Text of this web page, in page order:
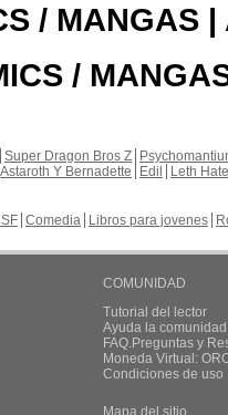
/ MANGAS |
/
Super Dragon Bros Z
Astaroth Y Bernadette Edil
Leth Hate
Comedia Libros para jovenes
COMUNIDAD
Tutorial del lector
Ayuda la
FAQ.Preguntas y
Moneda Virtual:
Condiciones de uso
Mapa del sitio